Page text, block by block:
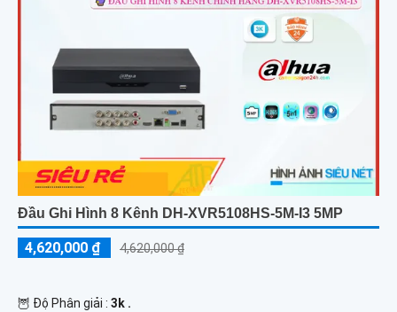
Đầu Ghi Hình 8 Kênh DH-XVR5108HS-5M-I3 5MP
4,620,000 ₫ 4,620,000 ₫
🦉 Độ Phân giải : 3k .